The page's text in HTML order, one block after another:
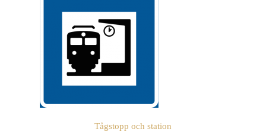
Tågstopp och station